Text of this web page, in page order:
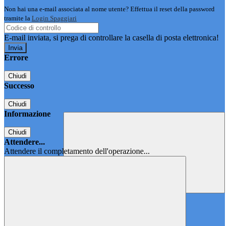
Non hai una e-mail associata al nome utente? Effettua il reset della password
tramite la Login Spaggiari
E-mail inviata, si prega di controllare la casella di posta elettronica!
Errore
Chiudi
Successo
Chiudi
Informazione
Chiudi
Attendere...
Attendere il completamento dell'operazione...